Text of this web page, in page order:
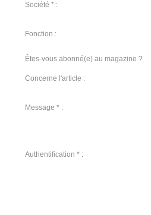
Société * :
Fonction :
Êtes-vous abonné(e) au magazine ?
Concerne l'article :
Message * :
Authentification * :